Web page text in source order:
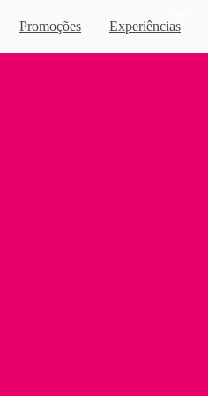
Promoções Experiências